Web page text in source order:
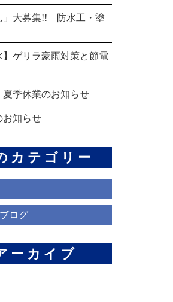
」大募集!! 防水工・塗
】ゲリラ豪雨対策と節電
季休業のお知らせ
お知らせ
カテゴリー
ログ
ーカイブ